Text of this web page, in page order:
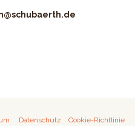
Datenschutz Cookie-Richtlinie